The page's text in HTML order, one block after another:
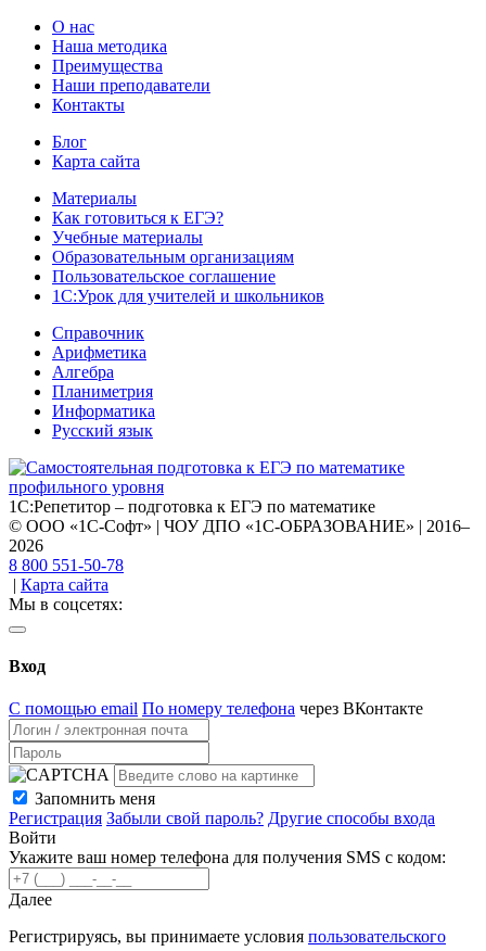
О нас
Наша методика
Преимущества
Наши преподаватели
Контакты
Блог
Карта сайта
Материалы
Как готовиться к ЕГЭ?
Учебные материалы
Образовательным организациям
Пользовательское соглашение
1С:Урок для учителей и школьников
Справочник
Арифметика
Алгебра
Планиметрия
Информатика
Русский язык
1С:Репетитор – подготовка к ЕГЭ по математике
© ООО «1С-Софт» | ЧОУ ДПО «1С-ОБРАЗОВАНИЕ» | 2016–
2026
8 800 551-50-78
| Карта сайта
Мы в соцсетях:
Вход
С помощью email По номеру телефона через ВКонтакте
Запомнить меня
Регистрация Забыли свой пароль? Другие способы входа
Войти
Укажите ваш номер телефона для получения SMS с кодом:
Далее
Регистрируясь, вы принимаете условия пользовательского